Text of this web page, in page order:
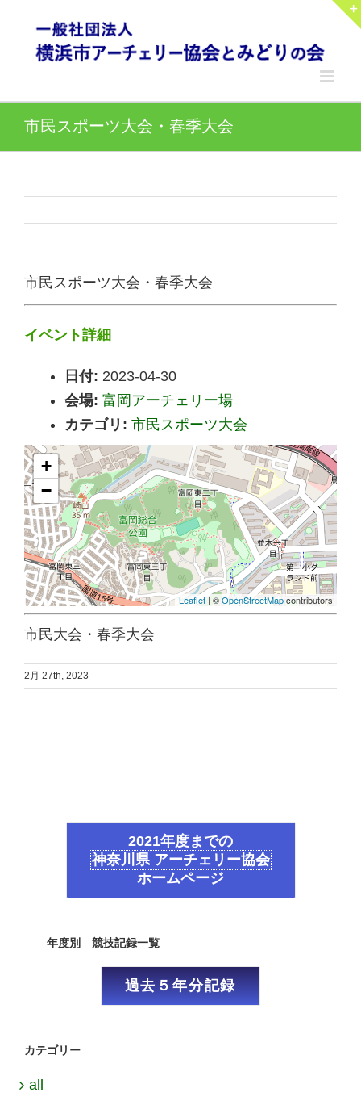
content
市民スポーツ大会・春季大会
市民スポーツ大会・春季大会
イベント詳細
日付: 2023-04-30
会場: 富岡アーチェリー場
カテゴリ: 市民スポーツ大会
+
−
Leaflet | ©OpenStreetMapcontributors
市民大会・春季大会
2月 27th, 2023
2021年度までの
神奈川県 アーチェリー協会
ホームページ
年度別 競技記録一覧
過去５年分記録
カテゴリー
all